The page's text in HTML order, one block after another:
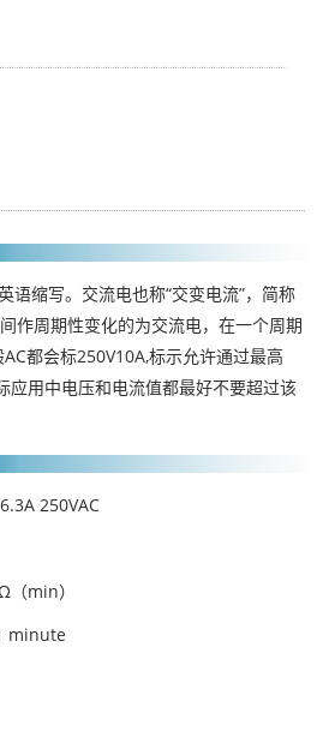
语缩写。交流电也称“交变电流”，简称
作周期性变化的为交流电，在一个周期
都会标250V10A,标示允许通过最高
应用中电压和电流值都最好不要超过该
250VAC
min）
minute